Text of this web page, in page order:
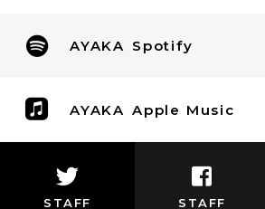
AYAKA Spotify
AYAKA Apple Music
STAFF STAFF